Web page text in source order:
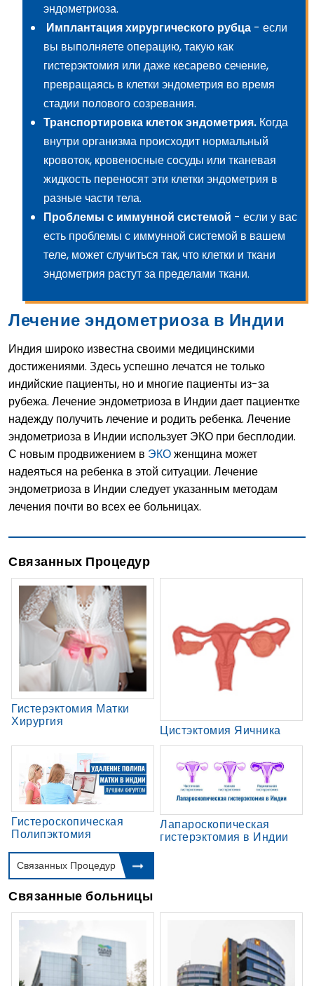
эндометриоза.
Имплантация хирургического рубца - если
вы выполняете операцию, такую как
гистерэктомия или даже кесарево сечение,
превращаясь в клетки эндометрия во время
стадии полового созревания.
Транспортировка клеток эндометрия. Когда
внутри организма происходит нормальный
кровоток, кровеносные сосуды или тканевая
жидкость переносят эти клетки эндометрия в
разные части тела.
Проблемы с иммунной системой - если у вас
есть проблемы с иммунной системой в вашем
теле, может случиться так, что клетки и ткани
эндометрия растут за пределами ткани.
Лечение эндометриоза в Индии
Индия широко известна своими медицинскими
достижениями. Здесь успешно лечатся не только
индийские пациенты, но и многие пациенты из-за
рубежа. Лечение эндометриоза в Индии дает пациентке
надежду получить лечение и родить ребенка. Лечение
эндометриоза в Индии использует ЭКО при бесплодии.
С новым продвижением в ЭКОженщина может
надеяться на ребенка в этой ситуации. Лечение
эндометриоза в Индии следует указанным методам
лечения почти во всех ее больницах.
Связанных Процедур
Гистерэктомия Матки
Хирургия
Цистэктомия Яичника
Гистероскопическая
Полипэктомия
Лапароскопическая
гистерэктомия в Индии
Связанных Процедур
Связанные больницы